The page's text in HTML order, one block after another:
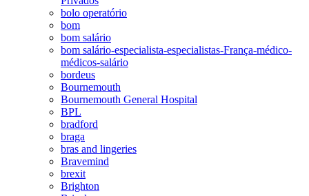
bolo operatório
bom
bom salário
bom salário-especialista-especialistas-França-médico-
médicos-salário
bordeus
Bournemouth
Bournemouth General Hospital
BPL
bradford
braga
bras and lingeries
Bravemind
brexit
Brighton